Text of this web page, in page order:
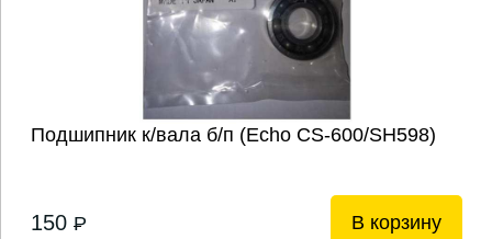
Подшипник к/вала б/п (Echo CS-600/SH598)
150 P В корзину